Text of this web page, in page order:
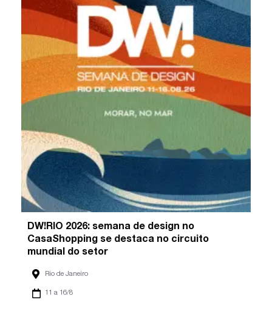
DW!RIO 2026: semana de design no
CasaShopping se destaca no circuito
mundial do setor
Rio de Janeiro
11 a 16/8